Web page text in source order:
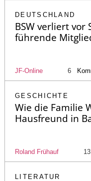
DEUTSCHLAND
BSW verliert vor
führende
JF-Online 6
GESCHICHTE
Wie die Familie
Hausfreund in
Roland Frühauf 13
LITERATUR